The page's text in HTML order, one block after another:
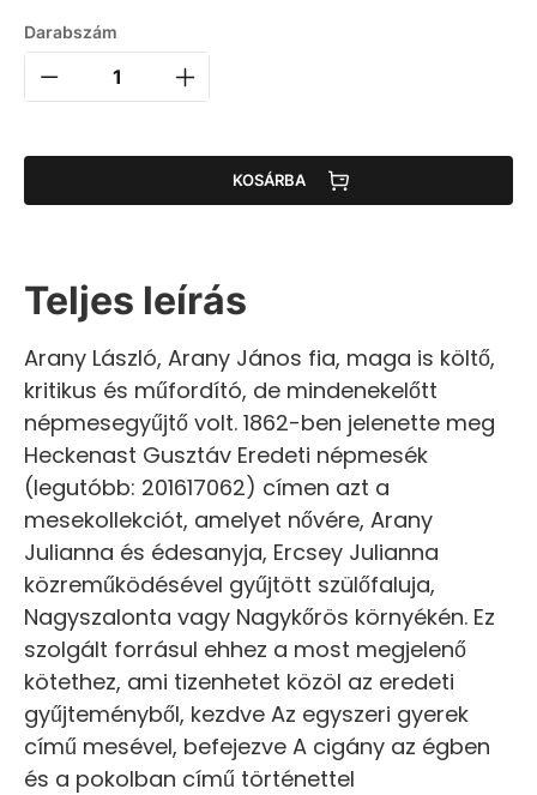
Darabszám
KOSÁRBA
Teljes leírás
Arany László, Arany János fia, maga is költő,
kritikus és műfordító, de mindenekelőtt
népmesegyűjtő volt. 1862-ben jelenette meg
Heckenast Gusztáv Eredeti népmesék
(legutóbb: 201617062) címen azt a
mesekollekciót, amelyet nővére, Arany
Julianna és édesanyja, Ercsey Julianna
közreműködésével gyűjtött szülőfaluja,
Nagyszalonta vagy Nagykőrös környékén. Ez
szolgált forrásul ehhez a most megjelenő
kötethez, ami tizenhetet közöl az eredeti
gyűjteményből, kezdve Az egyszeri gyerek
című mesével, befejezve A cigány az égben
és a pokolban című történettel